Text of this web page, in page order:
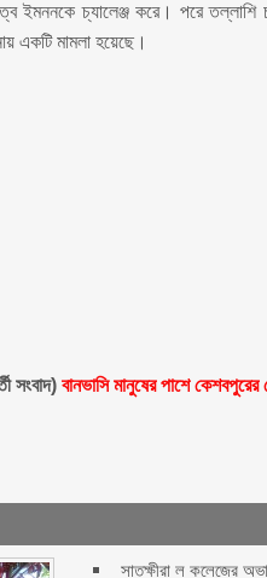
ইমননকে চ্যালেঞ্জ করে। পরে তল্লাশি
একটি মামলা হয়েছে।
সংবাদ)বানভাসি মানুষের পাশে
সাতক্ষীরা ল কলেজের